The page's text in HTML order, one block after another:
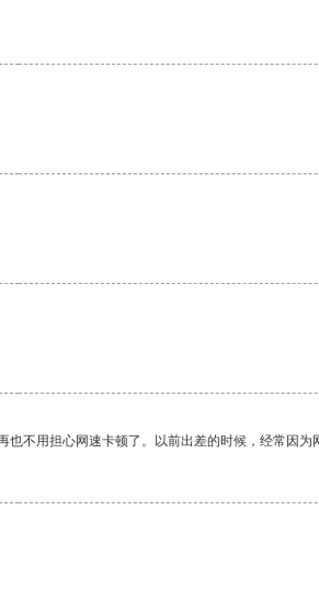
不用担心网速卡顿了。以前出差的时候，经常因